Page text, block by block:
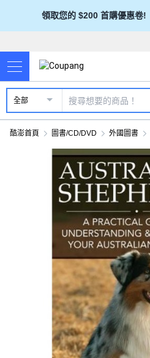
領取您的 $200 首購優惠卷!
全部
酷澎首頁 圖書/CD/DVD 外國圖書